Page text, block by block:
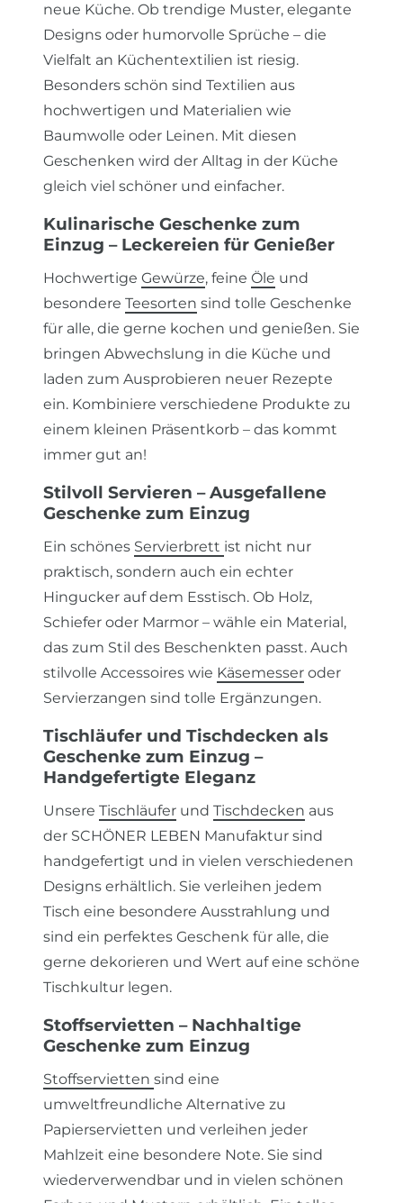
neue Küche. Ob trendige Muster, elegante
Designs oder humorvolle Sprüche – die
Vielfalt an Küchentextilien ist riesig.
Besonders schön sind Textilien aus
hochwertigen und Materialien wie
Baumwolle oder Leinen. Mit diesen
Geschenken wird der Alltag in der Küche
gleich viel schöner und einfacher.
Kulinarische Geschenke zum
Einzug – Leckereien für Genießer
Hochwertige Gewürze, feine Öle und
besondere Teesorten sind tolle Geschenke
für alle, die gerne kochen und genießen. Sie
bringen Abwechslung in die Küche und
laden zum Ausprobieren neuer Rezepte
ein. Kombiniere verschiedene Produkte zu
einem kleinen Präsentkorb – das kommt
immer gut an!
Stilvoll Servieren – Ausgefallene
Geschenke zum Einzug
Ein schönes Servierbrett ist nicht nur
praktisch, sondern auch ein echter
Hingucker auf dem Esstisch. Ob Holz,
Schiefer oder Marmor – wähle ein Material,
das zum Stil des Beschenkten passt. Auch
stilvolle Accessoires wie Käsemesser oder
Servierzangen sind tolle Ergänzungen.
Tischläufer und Tischdecken als
Geschenke zum Einzug –
Handgefertigte Eleganz
Unsere Tischläufer und Tischdecken aus
der SCHÖNER LEBEN Manufaktur sind
handgefertigt und in vielen verschiedenen
Designs erhältlich. Sie verleihen jedem
Tisch eine besondere Ausstrahlung und
sind ein perfektes Geschenk für alle, die
gerne dekorieren und Wert auf eine schöne
Tischkultur legen.
Stoffservietten – Nachhaltige
Geschenke zum Einzug
Stoffservietten sind eine
umweltfreundliche Alternative zu
Papierservietten und verleihen jeder
Mahlzeit eine besondere Note. Sie sind
wiederverwendbar und in vielen schönen